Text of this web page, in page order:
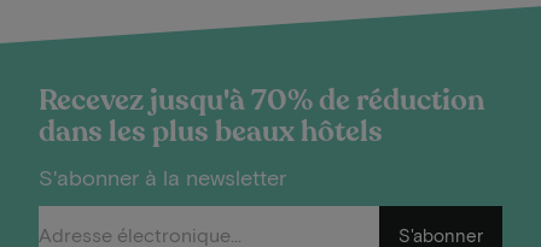
Recevez jusqu'à 70% de réduction
dans les plus beaux hôtels
S'abonner à la newsletter
S'abonner